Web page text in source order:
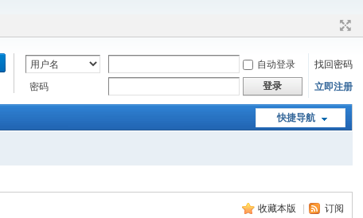
自动登录
找回密码
密码
登录 立即注册
快捷导航
收藏本版 订阅